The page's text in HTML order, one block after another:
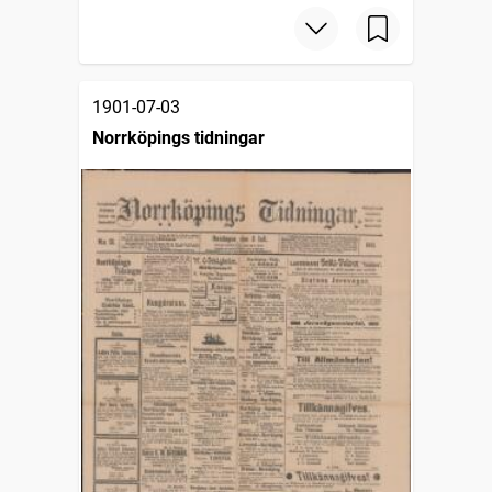
1901-07-03
Norrköpings tidningar